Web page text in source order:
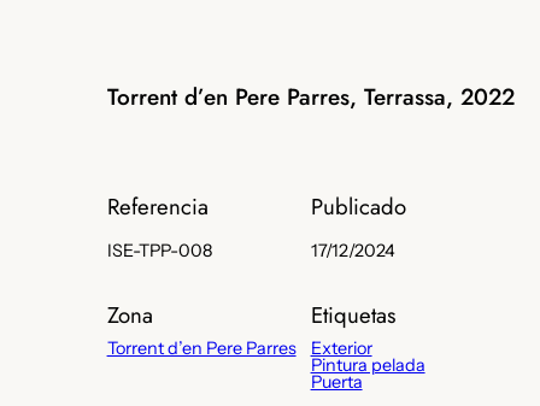
Torrent d’en Pere Parres, Terrassa, 2022
Referencia
ISE-TPP-008
Zona
Torrent d’en Pere Parres
Publicado
17/12/2024
Etiquetas
Exterior
Pintura pelada
Puerta